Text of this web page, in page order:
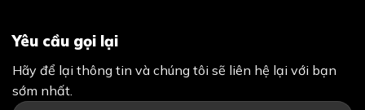
Yêu cầu gọi lại
Hãy để lại thông tin và chúng tôi sẽ liên hệ lại với bạn
sớm nhất.